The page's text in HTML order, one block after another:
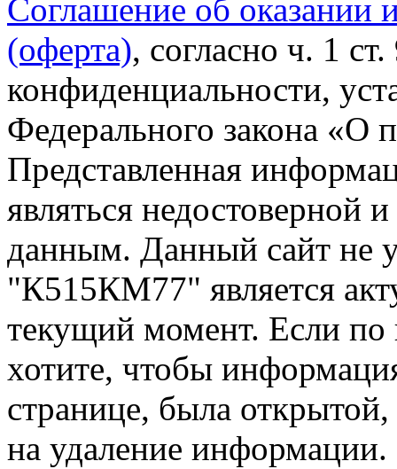
Соглашение об оказании
(оферта), согласно ч. 1
конфиденциальности,
Федерального закона «О
Представленная
являться недостоверной
данным. Данный сайт не
"К515КМ77" является
текущий момент. Если
хотите, чтобы
странице, была открытой,
на удаление информации.